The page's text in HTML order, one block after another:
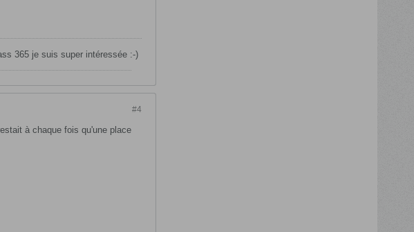
365 je suis super intéressée :-)
#4
à chaque fois qu'une place